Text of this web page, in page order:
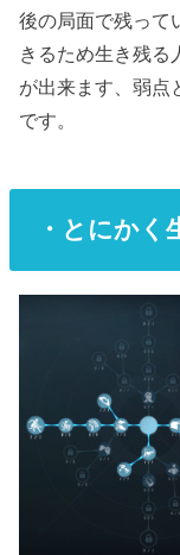
後の局面で残って
きるため生き残る
が出来ます、弱点
です。
・とにかく